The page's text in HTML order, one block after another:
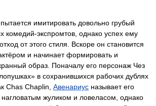
имитировать довольно грубый
комедий-экспромтов, однако успех ему
от этого стиля. Вскоре он становится
и начинает формировать и
образ. Поначалу его персонаж Чез
в сохранившихся рабочих дублях
Chas Chaplin, Авенариус называет его
жуликом и ловеласом, однако